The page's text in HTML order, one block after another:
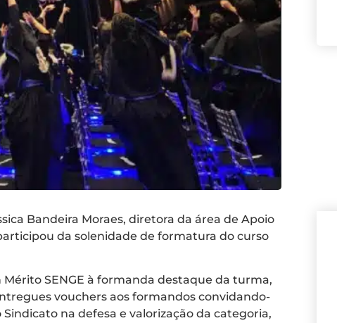
Bandeira Moraes, diretora da área de Apoio
da solenidade de formatura do curso
SENGE à formanda destaque da turma,
vouchers aos formandos convidando-
na defesa e valorização da categoria,